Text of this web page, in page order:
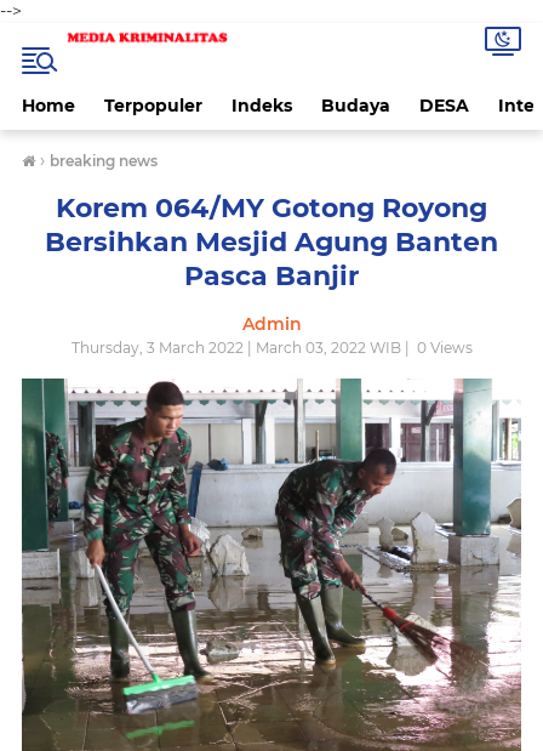
-->
Home Terpopuler Indeks Budaya DESA
› breaking news
Korem 064/MY Gotong Royong
Bersihkan Mesjid Agung Banten
Pasca Banjir
Admin
Thursday, 3 March 2022 | March 03, 2022 WIB | 0Views